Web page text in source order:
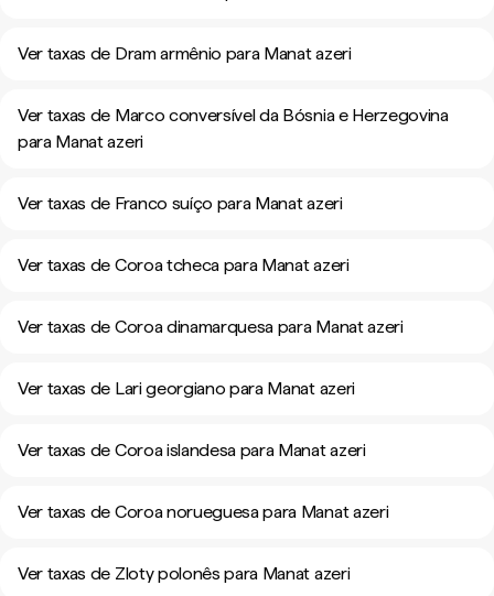
Ver taxas de Dram armênio para Manat azeri
Ver taxas de Marco conversível da Bósnia e Herzegovina
para Manat azeri
Ver taxas de Franco suíço para Manat azeri
Ver taxas de Coroa tcheca para Manat azeri
Ver taxas de Coroa dinamarquesa para Manat azeri
Ver taxas de Lari georgiano para Manat azeri
Ver taxas de Coroa islandesa para Manat azeri
Ver taxas de Coroa norueguesa para Manat azeri
Ver taxas de Zloty polonês para Manat azeri